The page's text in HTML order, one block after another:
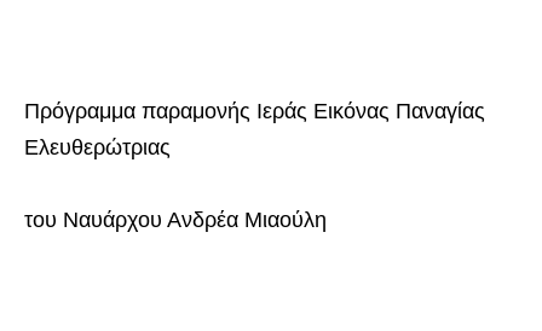
Πρόγραμμα παραμονής Ιεράς Εικόνας Παναγίας
Ελευθερώτριας
του Ναυάρχου Ανδρέα Μιαούλη